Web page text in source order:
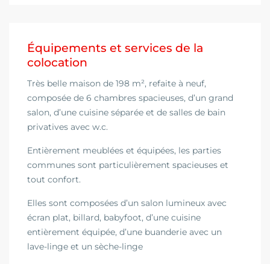
Équipements et services de la
colocation
Très belle maison de 198 m², refaite à neuf,
composée de 6 chambres spacieuses, d’un grand
salon, d’une cuisine séparée et de salles de bain
privatives avec w.c.
Entièrement meublées et équipées, les parties
communes sont particulièrement spacieuses et
tout confort.
Elles sont composées d’un salon lumineux avec
écran plat, billard, babyfoot, d’une cuisine
entièrement équipée, d’une buanderie avec un
lave-linge et un sèche-linge